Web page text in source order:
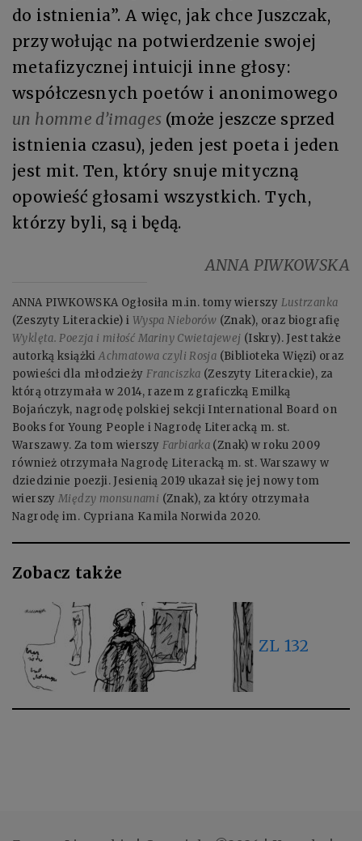
do istnienia”. A więc, jak chce Juszczak,
przywołując na potwierdzenie swojej
metafizycznej intuicji inne głosy:
współczesnych poetów i anonimowego
un homme d’images (może jeszcze sprzed
istnienia czasu), jeden jest poeta i jeden
jest mit. Ten, który snuje mityczną
opowieść głosami wszystkich. Tych,
którzy byli, są i będą.
ANNA PIWKOWSKA
ANNA PIWKOWSKA Ogłosiła m.in. tomy wierszy Lustrzanka
(Zeszyty Literackie) i Wyspa Nieborów (Znak), oraz biografię
Wyklęta. Poezja i miłość Mariny Cwietajewej (Iskry). Jest także
autorką książkiAchmatowa czyli Rosja (Biblioteka Więzi) oraz
powieści dla młodzieży Franciszka (Zeszyty Literackie), za
którą otrzymała w 2014, razem z graficzką Emilką
Bojańczyk, nagrodę polskiej sekcji International Board on
Books for Young People i Nagrodę Literacką m. st.
Warszawy. Za tom wierszy Farbiarka (Znak) w roku 2009
również otrzymała Nagrodę Literacką m. st. Warszawy w
dziedzinie poezji. Jesienią 2019 ukazał się jej nowy tom
wierszyMiędzy monsunami (Znak), za który otrzymała
Nagrodę im. Cypriana Kamila Norwida 2020.
Zobacz także
ZL 132